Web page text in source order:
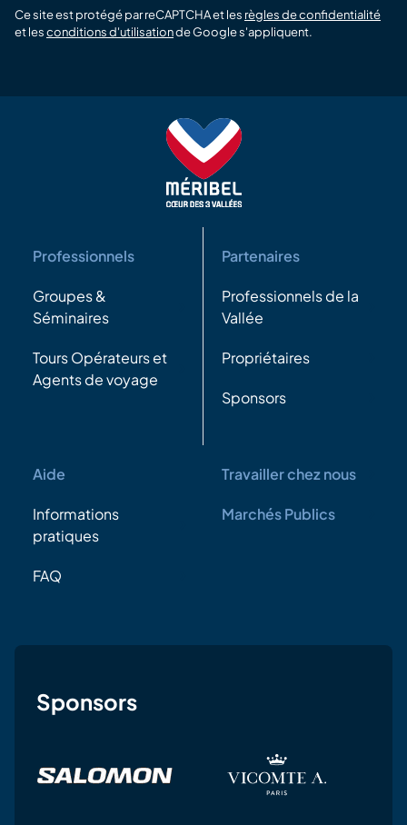
Ce site est protégé par reCAPTCHA et les règles de confidentialité
et lesconditions d'utilisationde Google s'appliquent.
Professionnels
Groupes &
Séminaires
Tours Opérateurs et
Agents de voyage
Partenaires
Professionnels de la
Vallée
Propriétaires
Sponsors
Aide
Informations
pratiques
FAQ
Travailler chez nous
Marchés Publics
Sponsors